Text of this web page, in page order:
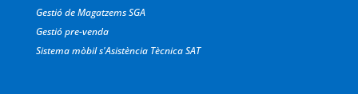
Gestió de Magatzems SGA
Gestió pre-venda
Sistema mòbil s'Asistència Tècnica SAT